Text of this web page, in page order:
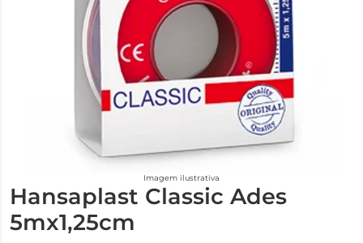
Imagem ilustrativa
Hansaplast Classic Ades
5mx1,25cm